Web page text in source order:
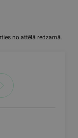
no attēlā redzamā.